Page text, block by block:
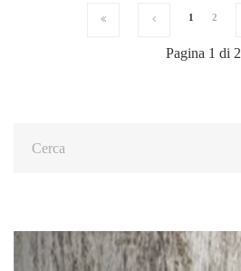
1 2
Pagina 1 di 2